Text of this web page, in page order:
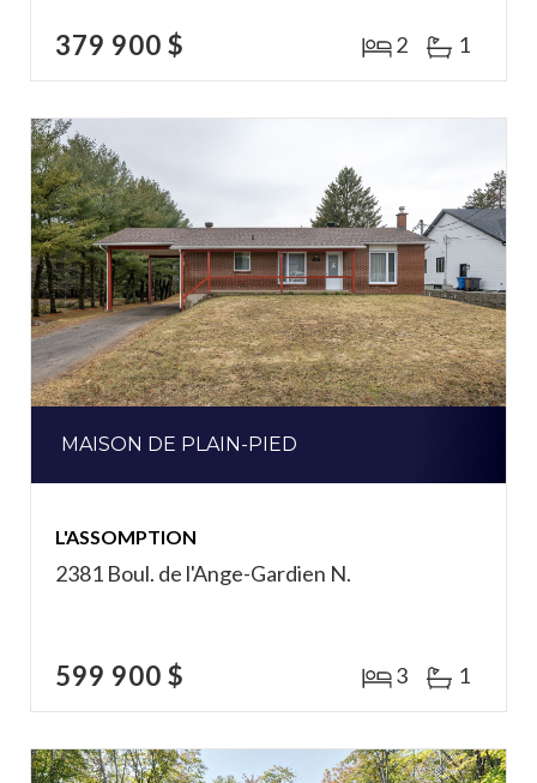
379 900 $ 2 1
MAISON DE PLAIN-PIED
L'ASSOMPTION
2381 Boul. de l'Ange-Gardien N.
599 900 $ 3 1